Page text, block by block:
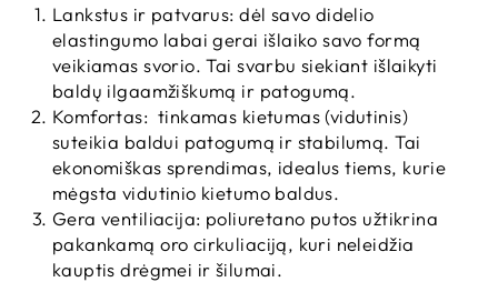
Lankstus ir patvarus: dėl savo didelio
elastingumo labai gerai išlaiko savo formą
veikiamas svorio. Tai svarbu siekiant išlaikyti
baldų ilgaamžiškumą ir patogumą.
Komfortas: tinkamas kietumas (vidutinis)
suteikia baldui patogumą ir stabilumą. Tai
ekonomiškas sprendimas, idealus tiems, kurie
mėgsta vidutinio kietumo baldus.
Gera ventiliacija: poliuretano putos užtikrina
pakankamą oro cirkuliaciją, kuri neleidžia
kauptis drėgmei ir šilumai.